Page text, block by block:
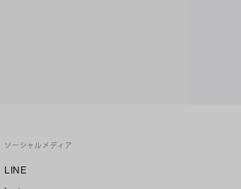
ソーシャルメディア
LINE